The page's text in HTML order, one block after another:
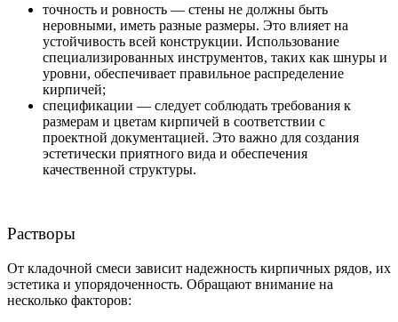
точность и ровность — стены не должны быть
неровными, иметь разные размеры. Это влияет на
устойчивость всей конструкции. Использование
специализированных инструментов, таких как шнуры и
уровни, обеспечивает правильное распределение
кирпичей;
спецификации — следует соблюдать требования к
размерам и цветам кирпичей в соответствии с
проектной документацией. Это важно для создания
эстетически приятного вида и обеспечения
качественной структуры.
Растворы
От кладочной смеси зависит надежность кирпичных рядов, их
эстетика и упорядоченность. Обращают внимание на
несколько факторов: